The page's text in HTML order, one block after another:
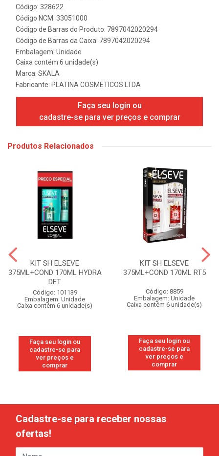
Código: 328622
Código NCM: 33051000
Código de Barras do Produto: 7897042020294
Código de Barras da Caixa: 7897042020294
Embalagem: Unidade
Caixa contém 6 unidade(s)
Marca: SKALA
Fabricante: PLATINA COSMETICOS LTDA
Faça seu login ou
cadastre-se para ver preços e comprar
Produtos Relacionados
KIT SH ELSEVE
375ML+COND 170ML HYDRA
DET
Código: 101139
Embalagem: Unidade
Caixa contém 6 unidade(s)
Faça seu login ou
cadastre-se para
ver preços e
comprar
KIT SH ELSEVE
375ML+COND 170ML RT5
Código: 8859
Embalagem: Unidade
Caixa contém 6 unidade(s)
Faça seu login ou
cadastre-se para
ver preços e
comprar
Cadastre-se para receber nossas
ofertas!